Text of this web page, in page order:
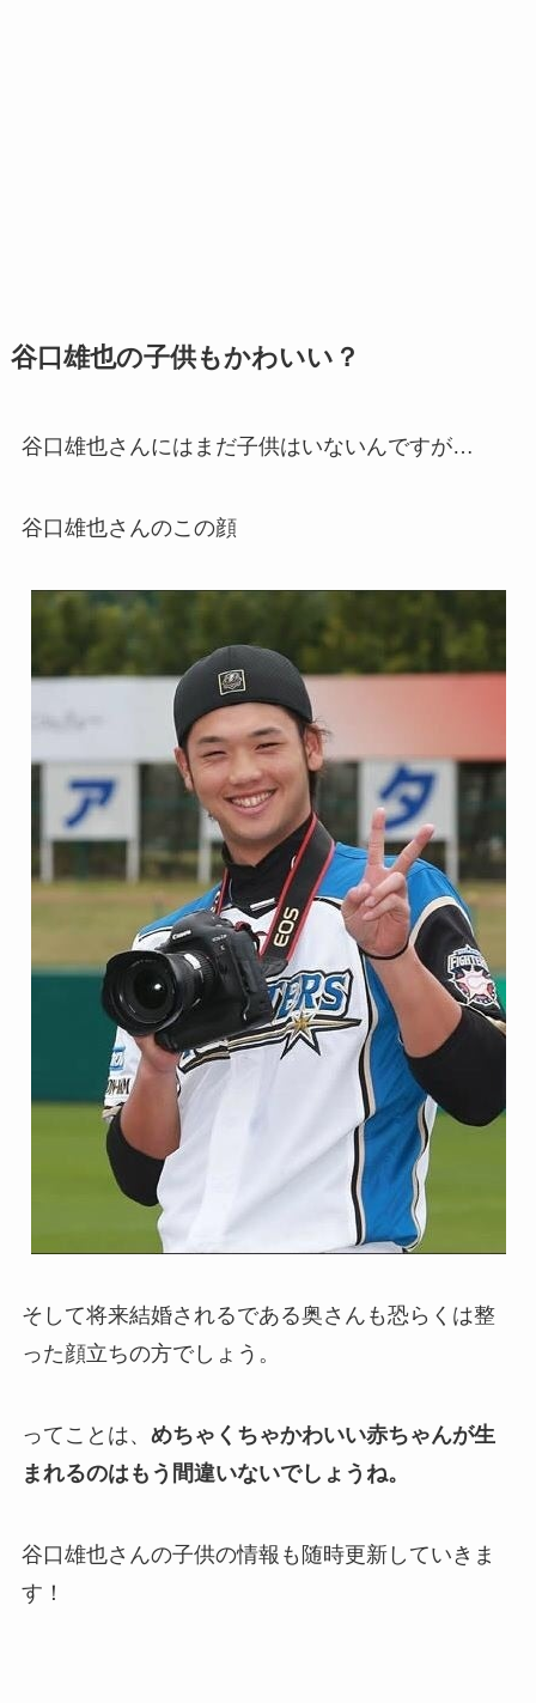
谷口雄也の子供もかわいい？
谷口雄也さんにはまだ子供はいないんですが…
谷口雄也さんのこの顔
そして将来結婚されるである奥さんも恐らくは整
った顔立ちの方でしょう。
ってことは、 めちゃくちゃかわいい赤ちゃんが生
まれるのはもう間違いないでしょうね。
谷口雄也さんの子供の情報も随時更新していきま
す！